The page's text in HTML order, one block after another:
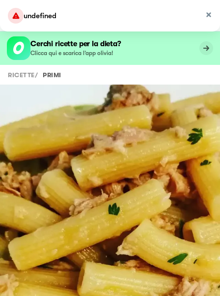
undefined
Cerchi ricette per la dieta?
Clicca qui e scarica l’app olivia!
RICETTE/ PRIMI